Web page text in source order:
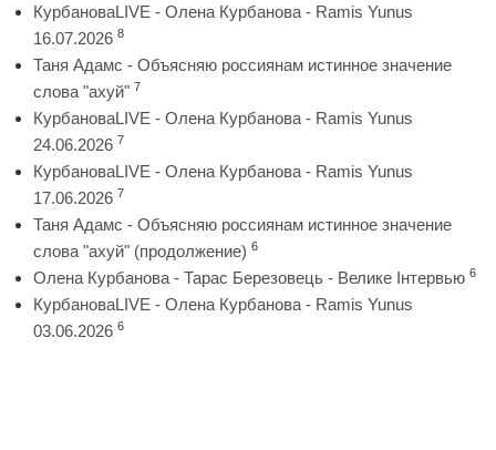
КурбановаLIVE - Олена Курбанова - Ramis Yunus
16.07.2026 8
Таня Адамс - Объясняю россиянам истинное значение
слова "ахуй" 7
КурбановаLIVE - Олена Курбанова - Ramis Yunus
24.06.2026 7
КурбановаLIVE - Олена Курбанова - Ramis Yunus
17.06.2026 7
Таня Адамс - Объясняю россиянам истинное значение
слова "ахуй" (продолжение) 6
Олена Курбанова - Тарас Березовець - Велике Інтервью 6
КурбановаLIVE - Олена Курбанова - Ramis Yunus
03.06.2026 6